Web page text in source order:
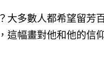
大多數人都希望留
幅畫對他和他的信